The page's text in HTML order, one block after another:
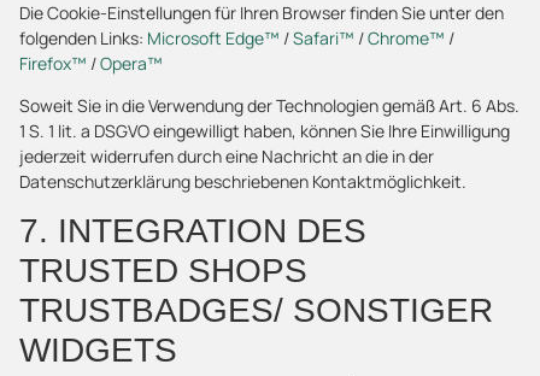
Die Cookie-Einstellungen für Ihren Browser finden Sie unter den
folgenden Links: Microsoft Edge™ /Safari™ /Chrome™ /
Firefox™ /Opera™
Soweit Sie in die Verwendung der Technologien gemäß Art. 6 Abs.
1 S. 1 lit. a DSGVO eingewilligt haben, können Sie Ihre Einwilligung
jederzeit widerrufen durch eine Nachricht an die in der
Datenschutzerklärung beschriebenen Kontaktmöglichkeit.
7. INTEGRATION DES
TRUSTED SHOPS
TRUSTBADGES/ SONSTIGER
WIDGETS